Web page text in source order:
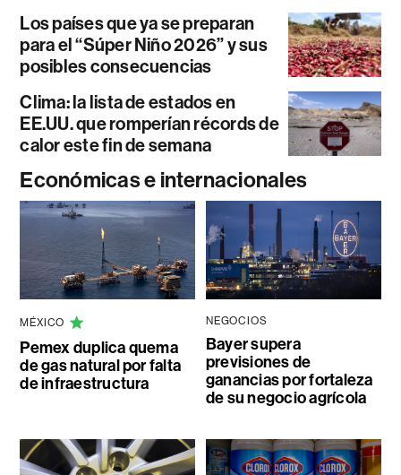
Los países que ya se preparan
para el “Súper Niño 2026” y sus
posibles consecuencias
Clima: la lista de estados en
EE.UU. que romperían récords de
calor este fin de semana
Económicas e internacionales
MÉXICO
Pemex duplica quema
de gas natural por falta
de infraestructura
NEGOCIOS
Bayer supera
previsiones de
ganancias por fortaleza
de su negocio agrícola